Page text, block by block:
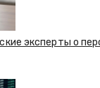
эксперты о